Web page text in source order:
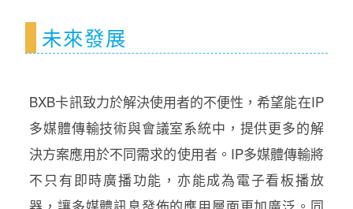
未來發展
BXB卡訊致力於解決使用者的不便性，希望能在IP
多媒體傳輸技術與會議室系統中，提供更多的解
決方案應用於不同需求的使用者。IP多媒體傳輸將
不只有即時廣播功能，亦能成為電子看板播放